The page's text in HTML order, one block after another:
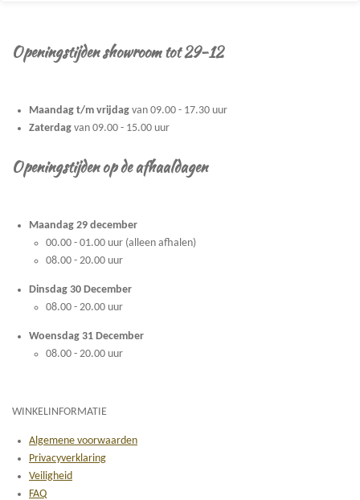
Openingstijden showroom tot 29-12
Maandag t/m vrijdag van 09.00 - 17.30 uur
Zaterdag van 09.00 - 15.00 uur
Openingstijden op de afhaaldagen
Maandag 29 december
00.00 - 01.00 uur (alleen afhalen)
08.00 - 20.00 uur
Dinsdag 30 December
08.00 - 20.00 uur
Woensdag 31 December
08.00 - 20.00 uur
WINKELINFORMATIE
Algemene voorwaarden
Privacyverklaring
Veiligheid
FAQ